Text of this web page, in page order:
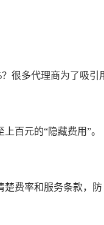
很多代理商为了吸引
百元的“隐藏费用”。
楚费率和服务条款，防